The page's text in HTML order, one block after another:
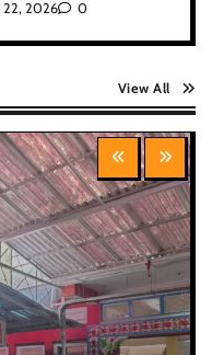
22, 2026 0
View All